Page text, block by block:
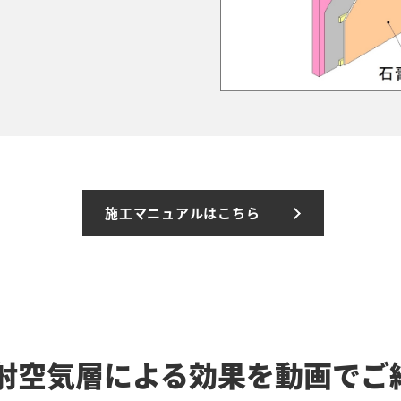
施工マニュアルはこちら
空気層による効果を動画でご